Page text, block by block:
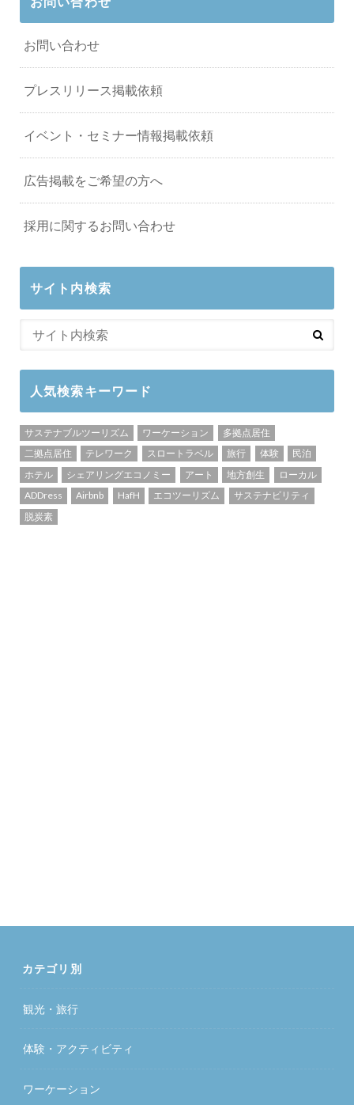
お問い合わせ
プレスリリース掲載依頼
イベント・セミナー情報掲載依頼
広告掲載をご希望の方へ
採用に関するお問い合わせ
サイト内検索
人気検索キーワード
サステナブルツーリズム ワーケーション
多拠点居住
二拠点居住
テレワーク スロートラベル 旅行 体験
民泊
ホテル
シェアリングエコノミー アート 地方創生
ローカル
ADDress
Airbnb HafH エコツーリズム
サステナビリティ
脱炭素
カテゴリ別
観光・旅行
体験・アクティビティ
ワーケーション